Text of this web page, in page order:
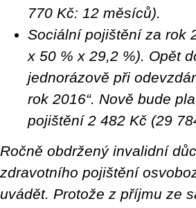
770 Kč: 12 měsíců).
Sociální pojištění za rok
x 50 % x 29,2 %). Opět
jednorázově při
rok 2016“. Nově bude
pojištění 2 482 Kč (29
Ročně obdržený invalidní
zdravotního pojištění
uvádět. Protože z příjmu ze